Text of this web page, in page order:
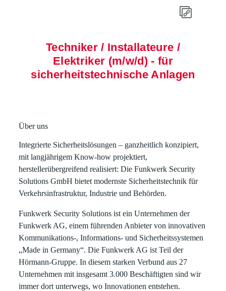
Techniker / Installateure /
Elektriker (m/w/d) - für
sicherheitstechnische Anlagen
Über uns
Integrierte Sicherheitslösungen – ganzheitlich konzipiert,
mit langjährigem Know-how projektiert,
herstellerübergreifend realisiert: Die Funkwerk Security
Solutions GmbH bietet modernste Sicherheitstechnik für
Verkehrsinfrastruktur, Industrie und Behörden.
Funkwerk Security Solutions ist ein Unternehmen der
Funkwerk AG, einem führenden Anbieter von innovativen
Kommunikations-, Informations- und Sicherheitssystemen
„Made in Germany“. Die Funkwerk AG ist Teil der
Hörmann-Gruppe. In diesem starken Verbund aus 27
Unternehmen mit insgesamt 3.000 Beschäftigten sind wir
immer dort unterwegs, wo Innovationen entstehen.